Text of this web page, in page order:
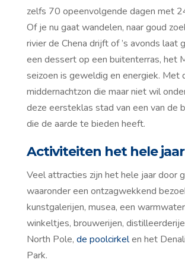
zelfs 70 opeenvolgende dagen met
Of je nu gaat wandelen, naar goud
rivier de Chena drijft of ’s avonds laat
een dessert op een buitenterras, het
seizoen is geweldig en energiek. Met
middernachtzon die maar niet wil
deze eersteklas stad van een van de
die de aarde te bieden heeft.
Activiteiten het hele
Veel attracties zijn het hele jaar door
waaronder een ontzagwekkend
kunstgalerijen, musea, een
winkeltjes, brouwerijen,
North Pole, de poolcirkelen het
Park.